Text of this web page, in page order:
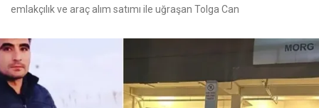
emlakçılık ve araç alım satımı ile uğraşan Tolga Can